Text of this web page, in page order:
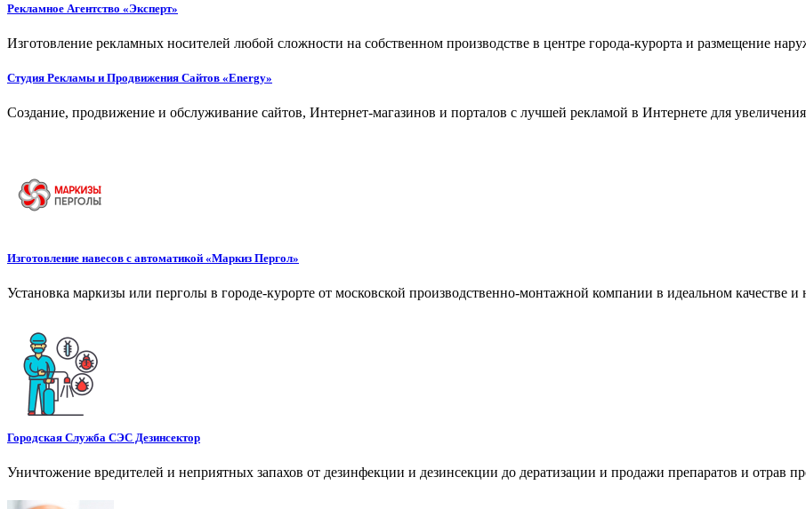
Рекламное Агентство «Эксперт»
Изготовление рекламных носителей любой сложности на собственном производстве в центре города-курорта и размещение
Студия Рекламы и Продвижения Сайтов «Energy»
Создание, продвижение и обслуживание сайтов, Интернет-магазинов и порталов с лучшей рекламой в Интернете для
Изготовление навесов с автоматикой «Маркиз Пергол»
Установка маркизы или перголы в городе-курорте от московской производственно-монтажной компании в идеальном качестве
Городская Служба СЭС Дезинсектор
Уничтожение вредителей и неприятных запахов от дезинфекции и дезинсекции до дератизации и продажи препаратов и отрав